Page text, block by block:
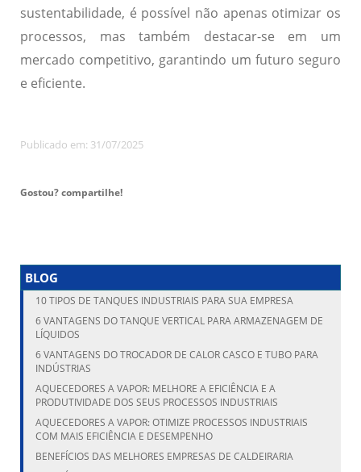
sustentabilidade, é possível não apenas otimizar os
processos, mas também destacar-se em um
mercado competitivo, garantindo um futuro seguro
e eficiente.
Publicado em: 31/07/2025
Gostou? compartilhe!
BLOG
10 TIPOS DE TANQUES INDUSTRIAIS PARA SUA EMPRESA
6 VANTAGENS DO TANQUE VERTICAL PARA ARMAZENAGEM DE
LÍQUIDOS
6 VANTAGENS DO TROCADOR DE CALOR CASCO E TUBO PARA
INDÚSTRIAS
AQUECEDORES A VAPOR: MELHORE A EFICIÊNCIA E A
PRODUTIVIDADE DOS SEUS PROCESSOS INDUSTRIAIS
AQUECEDORES A VAPOR: OTIMIZE PROCESSOS INDUSTRIAIS
COM MAIS EFICIÊNCIA E DESEMPENHO
BENEFÍCIOS DAS MELHORES EMPRESAS DE CALDEIRARIA